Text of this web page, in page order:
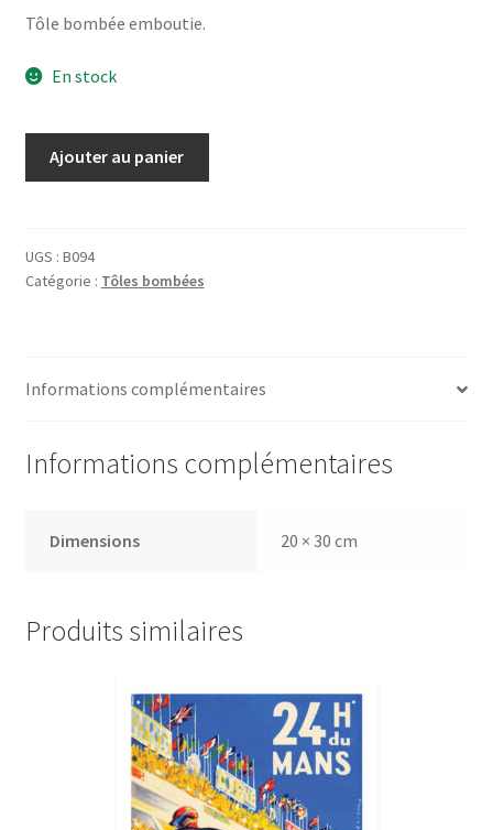
Tôle bombée emboutie.
En stock
Ajouter au panier
UGS : B094
Catégorie : Tôles bombées
Informations complémentaires
Informations complémentaires
Dimensions 20 × 30 cm
Produits similaires